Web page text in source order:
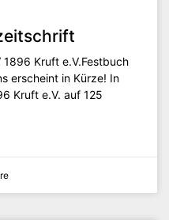
Kruft e.V.Festbuch
erscheint in Kürze! In
Kruft e.V. auf 125